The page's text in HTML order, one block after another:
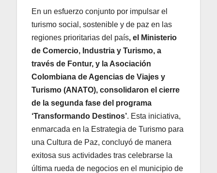
En un esfuerzo conjunto por impulsar el
turismo social, sostenible y de paz en las
regiones prioritarias del país, el Ministerio
de Comercio, Industria y Turismo, a
través de Fontur, y la Asociación
Colombiana de Agencias de Viajes y
Turismo (ANATO), consolidaron el cierre
de la segunda fase del programa
‘Transformando Destinos’. Esta iniciativa,
enmarcada en la Estrategia de Turismo para
una Cultura de Paz, concluyó de manera
exitosa sus actividades tras celebrarse la
última rueda de negocios en el municipio de